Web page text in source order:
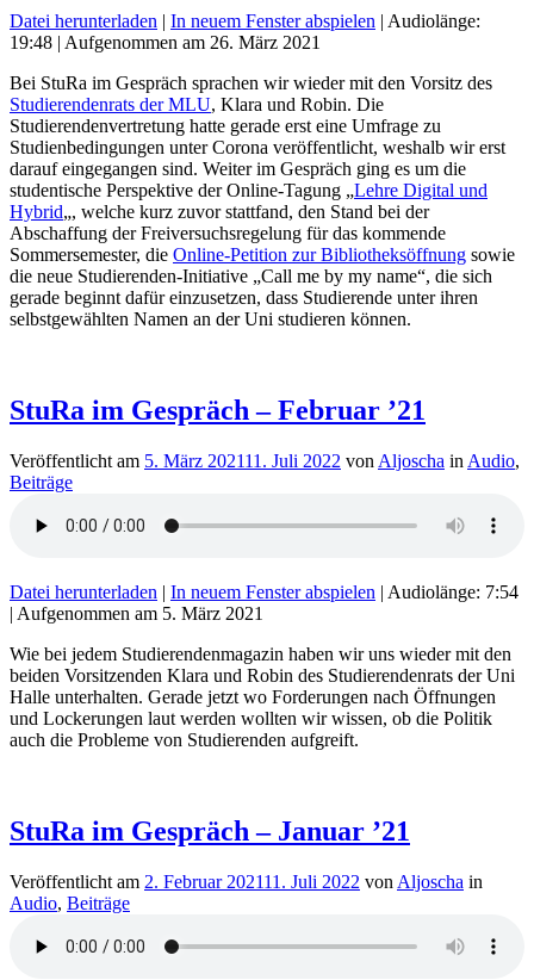
Datei herunterladen | In neuem Fenster abspielen | Audiolänge:
19:48 | Aufgenommen am 26. März 2021
Bei StuRa im Gespräch sprachen wir wieder mit den Vorsitz des
Studierendenrats der MLU, Klara und Robin. Die
Studierendenvertretung hatte gerade erst eine Umfrage zu
Studienbedingungen unter Corona veröffentlicht, weshalb wir erst
darauf eingegangen sind. Weiter im Gespräch ging es um die
studentische Perspektive der Online-Tagung „Lehre Digital und
Hybrid„, welche kurz zuvor stattfand, den Stand bei der
Abschaffung der Freiversuchsregelung für das kommende
Sommersemester, die Online-Petition zur Bibliotheksöffnung sowie
die neue Studierenden-Initiative „Call me by my name“, die sich
gerade beginnt dafür einzusetzen, dass Studierende unter ihren
selbstgewählten Namen an der Uni studieren können.
StuRa im Gespräch – Februar ’21
Veröffentlicht am 5. März 202111. Juli 2022 von Aljoscha in Audio,
Beiträge
Datei herunterladen | In neuem Fenster abspielen | Audiolänge: 7:54
| Aufgenommen am 5. März 2021
Wie bei jedem Studierendenmagazin haben wir uns wieder mit den
beiden Vorsitzenden Klara und Robin des Studierendenrats der Uni
Halle unterhalten. Gerade jetzt wo Forderungen nach Öffnungen
und Lockerungen laut werden wollten wir wissen, ob die Politik
auch die Probleme von Studierenden aufgreift.
StuRa im Gespräch – Januar ’21
Veröffentlicht am 2. Februar 202111. Juli 2022 von Aljoscha in
Audio, Beiträge